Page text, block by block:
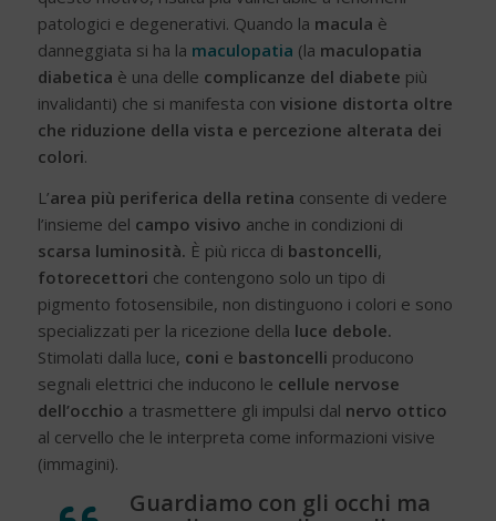
patologici e degenerativi. Quando la macula è
danneggiata si ha la maculopatia (la maculopatia
diabetica è una delle complicanze del diabete più
invalidanti) che si manifesta con visione distorta oltre
che riduzione della vista e percezione alterata dei
colori.
L’area più periferica della retina consente di vedere
l’insieme del campo visivo anche in condizioni di
scarsa luminosità. È più ricca di bastoncelli,
fotorecettori che contengono solo un tipo di
pigmento fotosensibile, non distinguono i colori e sono
specializzati per la ricezione della luce debole.
Stimolati dalla luce, coni e bastoncelli producono
segnali elettrici che inducono le cellule nervose
dell’occhio a trasmettere gli impulsi dal nervo ottico
al cervello che le interpreta come informazioni visive
(immagini).
Guardiamo con gli occhi ma